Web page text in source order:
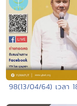
98(13/04/64) เวลา